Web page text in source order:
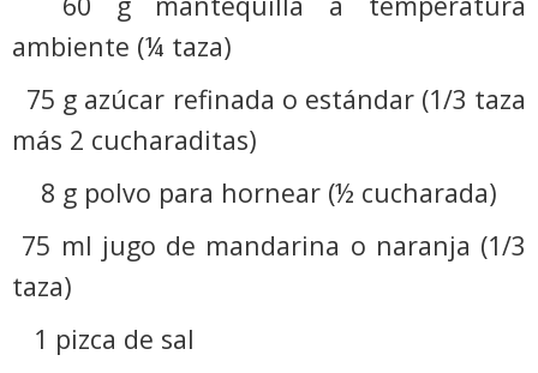
ambiente (¼ taza)
75 g azúcar refinada o estándar (1/3 taza
más 2 cucharaditas)
8 g polvo para hornear (½ cucharada)
75 ml jugo de mandarina o naranja (1/3
taza)
1 pizca de sal